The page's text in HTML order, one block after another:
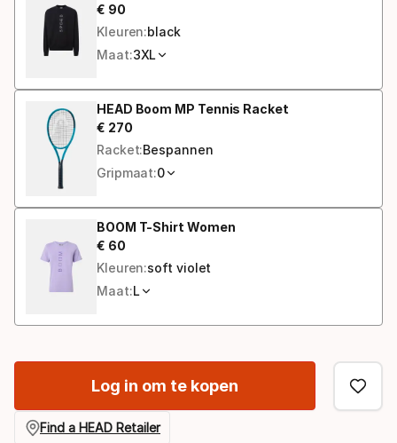
€ 90
Eindprijs
Kleuren:black
Maat:3XL
HEAD Boom MP Tennis Racket
€ 270
Eindprijs
Racket:Bespannen
Gripmaat:0
BOOM T-Shirt Women
€ 60
Eindprijs
Kleuren:soft violet
Maat:L
Log in om te kopen
Find a HEAD Retailer